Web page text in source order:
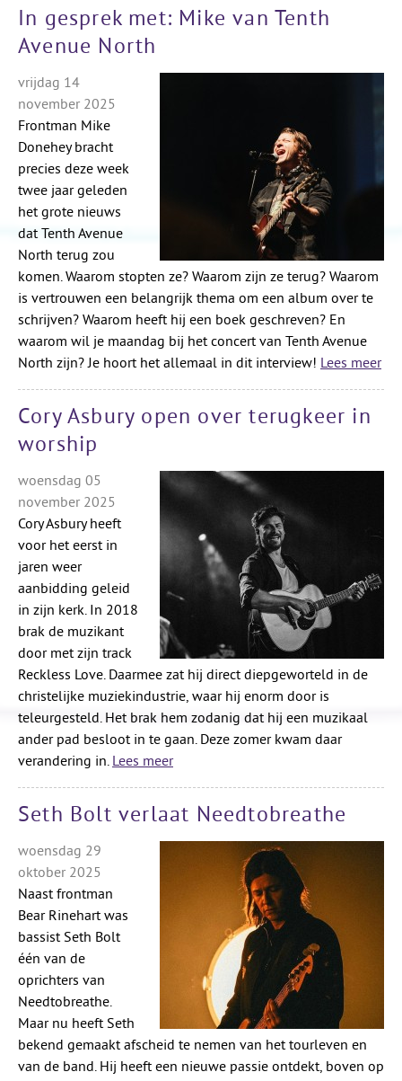
In gesprek met: Mike van Tenth
Avenue North
vrijdag 14
november 2025
Frontman Mike
Donehey bracht
precies deze week
twee jaar geleden
het grote nieuws
dat Tenth Avenue
North terug zou
komen. Waarom stopten ze? Waarom zijn ze terug? Waarom
is vertrouwen een belangrijk thema om een album over te
schrijven? Waarom heeft hij een boek geschreven? En
waarom wil je maandag bij het concert van Tenth Avenue
North zijn? Je hoort het allemaal in dit interview! Lees meer
Cory Asbury open over terugkeer in
worship
woensdag 05
november 2025
Cory Asbury heeft
voor het eerst in
jaren weer
aanbidding geleid
in zijn kerk. In 2018
brak de muzikant
door met zijn track
Reckless Love. Daarmee zat hij direct diepgeworteld in de
christelijke muziekindustrie, waar hij enorm door is
teleurgesteld. Het brak hem zodanig dat hij een muzikaal
ander pad besloot in te gaan. Deze zomer kwam daar
verandering in. Lees meer
Seth Bolt verlaat Needtobreathe
woensdag 29
oktober 2025
Naast frontman
Bear Rinehart was
bassist Seth Bolt
één van de
oprichters van
Needtobreathe.
Maar nu heeft Seth
bekend gemaakt afscheid te nemen van het tourleven en
van de band. Hij heeft een nieuwe passie ontdekt, boven op